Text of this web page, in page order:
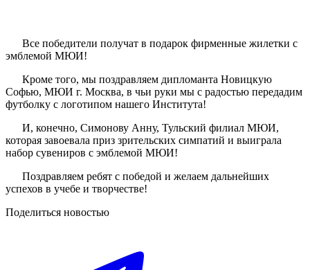
Все победители получат в подарок фирменные жилетки с
эмблемой МЮИ!
Кроме того, мы поздравляем дипломанта Новицкую
Софью, МЮИ г. Москва, в чьи руки мы с радостью передадим
футболку с логотипом нашего Института!
И, конечно, Симонову Анну, Тульский филиал МЮИ,
которая завоевала приз зрительских симпатий и выиграла
набор сувениров с эмблемой МЮИ!
Поздравляем ребят с победой и желаем дальнейших
успехов в учебе и творчестве!
Поделиться новостью